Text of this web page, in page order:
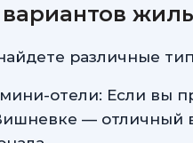
различные
отели: Если вы
— отличный